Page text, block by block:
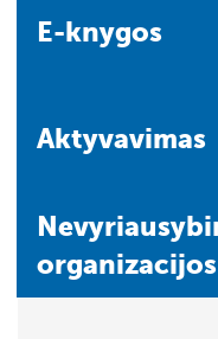
E-knygos
Aktyvavimas
Nevyriausybinės
organizacijos